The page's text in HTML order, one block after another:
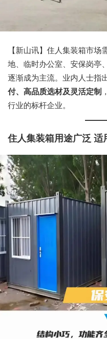
【新山讯】住人集装箱市
地、临时办公室、安保岗亭
逐渐成为主流。业内人士指
付、高品质选材及灵活定制
行业的标杆企业。
住人集装箱用途广泛 适